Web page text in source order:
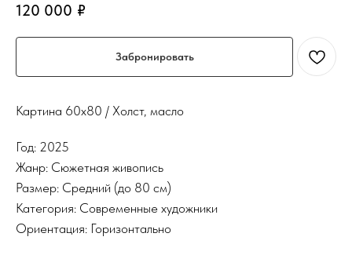
120 000 ₽
Забронировать
Картина 60х80 / Холст, масло
Год: 2025
Жанр: Сюжетная живопись
Размер: Средний (до 80 см)
Категория: Современные художники
Ориентация: Горизонтально